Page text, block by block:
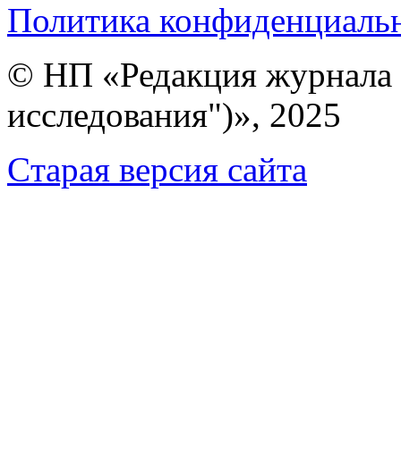
Политика
© НП «Редакция
исследования")», 2025
Cтарая версия сайта